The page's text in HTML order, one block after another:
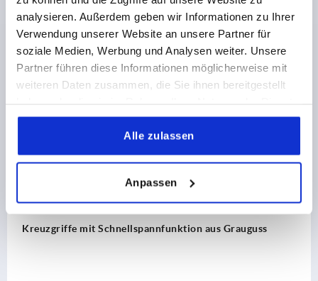
analysieren. Außerdem geben wir Informationen zu Ihrer
Verwendung unserer Website an unsere Partner für
soziale Medien, Werbung und Analysen weiter. Unsere
Partner führen diese Informationen möglicherweise mit
weiteren Daten zusammen, die Sie ihnen bereitgestellt
gesammelt haben.
Alle zulassen
Anpassen
Andere Kunden kauften auch
Kreuzgriffe mit Schnellspannfunktion aus Grauguss